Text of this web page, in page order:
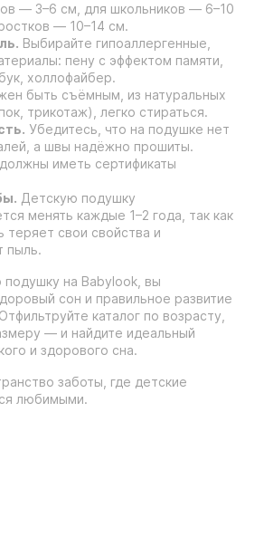
— 3–6 см, для школьников — 6–10
— 10–14 см.
Выбирайте гипоаллергенные,
пену с эффектом памяти,
холлофайбер.
быть съёмным, из натуральных
трикотаж), легко стираться.
Убедитесь, что на подушке нет
а швы надёжно прошиты.
иметь сертификаты
Детскую подушку
менять каждые 1–2 года, так как
теряет свои свойства и
пыль.
на Babylook, вы
сон и правильное развитие
каталог по возрасту,
— и найдите идеальный
и здорового сна.
заботы, где детские
любимыми.